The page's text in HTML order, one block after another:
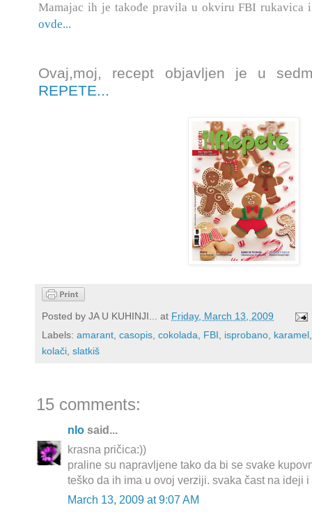
Mamajac ih je takođe pravila u okviru FBI rukavica
ovde...
Ovaj,moj, recept objavljen je u
REPETE...
Posted by JA U KUHINJI... at Friday, March 13, 2009
Labels: amarant, casopis, cokolada, FBI, isprobano, karamel
kolači, slatkiš
15 comments:
nlo said...
krasna pričica:))
praline su napravljene tako da bi se svake
teško da ih ima u ovoj verziji. svaka čast na ideji
March 13, 2009 at 9:07 AM